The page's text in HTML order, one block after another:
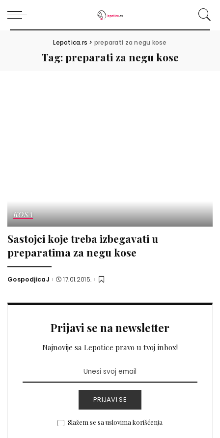
Lepotica.rs > preparati za negu kose
Tag:preparati za negu kose
KOSA
Sastojci koje treba izbegavati u
preparatima za negu kose
Posted
GospodjicaJ 17.01.2015.
Prijavi se na newsletter
Najnovije sa Lepotice pravo u tvoj inbox!
PRIJAVI SE
Slažem se sa uslovima korišćenja